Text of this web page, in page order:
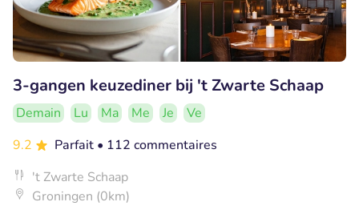
3-gangen keuzediner bij 't Zwarte Schaap
Demain Lu Ma Me Je
Ve
9.2
Parfait • 112 commentaires
't Zwarte Schaap
Groningen (0km)